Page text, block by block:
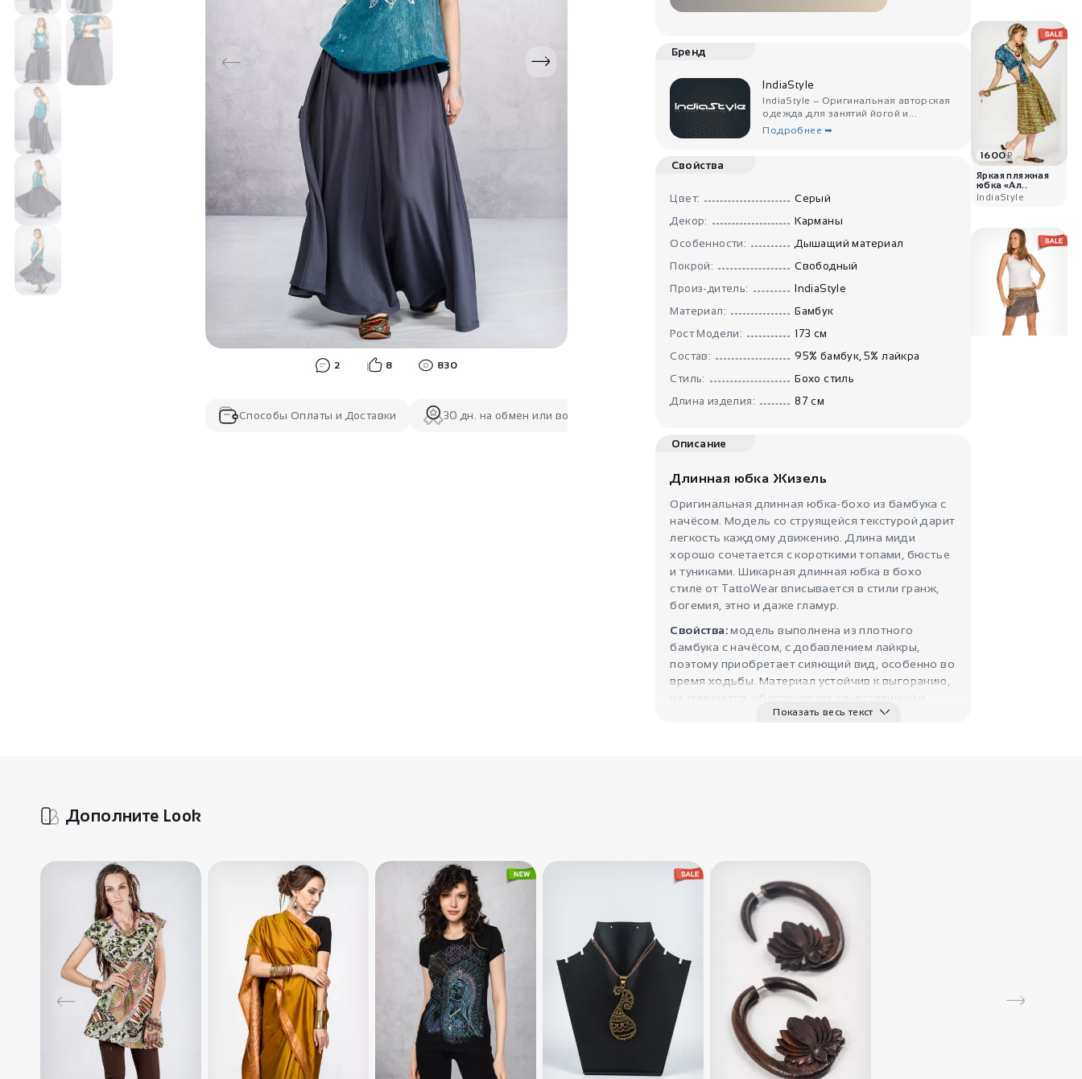
2 8 830
Способы Оплаты и Доставки 30 дн. на обмен или возврат
Бренд
IndiaStyle
IndiaStyle – Оригинальная авторская
одежда для занятий йогой и...
Подробнее ➥
Свойства
Цвет:
Серый
Декор:
Карманы
Особенности:
Дышащий материал
Покрой:
Свободный
Произ-дитель:
IndiaStyle
Материал:
Бамбук
Рост Модели:
173 см
Состав:
95% бамбук, 5% лайкра
Стиль:
Бохо стиль
Длина изделия:
87 см
Описание
Длинная юбка Жизель
Оригинальная длинная юбка-бохо из бамбука с
начёсом. Модель со струящейся текстурой дарит
легкость каждому движению. Длина миди
хорошо сочетается с короткими топами, бюстье
и туниками. Шикарная длинная юбка в бохо
стиле от TattoWear вписывается в стили гранж,
богемия, этно и даже гламур.
Свойства:модель выполнена из плотного
бамбука с начёсом, с добавлением лайкры,
поэтому приобретает сияющий вид, особенно во
время ходьбы. Материал устойчив к выгоранию,
не сминается, обеспечивает качественный и
простой уход. Он надолго сохраняет цвет и
психику, помогает собрать все мысли в кучу.
Показать весь текст
1600₽
Яркая пляжная
юбка «Ал..
IndiaStyle
шлейфом
Дополните Look